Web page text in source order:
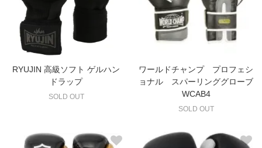
RYUJIN 高級ソフト ゲルハン
ドラップ
SOLD OUT
ワールドチャンプ プロフェシ
ョナル スパーリンググローブ
WCAB4
SOLD OUT